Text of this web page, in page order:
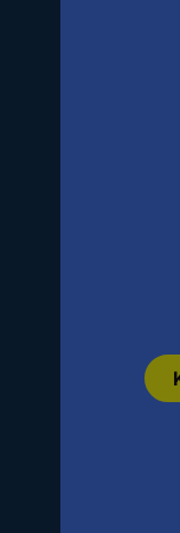
a upevňovací
skrutky so
DIN
Objednávacie